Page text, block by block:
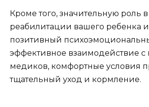
Кроме того, значительную роль в
реабилитации вашего ребенка
позитивный
эффективное взаимодействие с
медиков, комфортные условия
тщательный уход и кормление.